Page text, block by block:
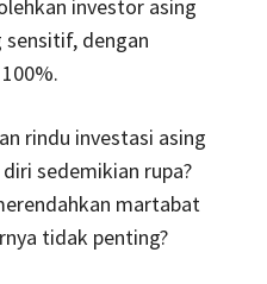
investor asing
sensitif, dengan
rindu investasi asing
sedemikian rupa?
martabat
tidak penting?